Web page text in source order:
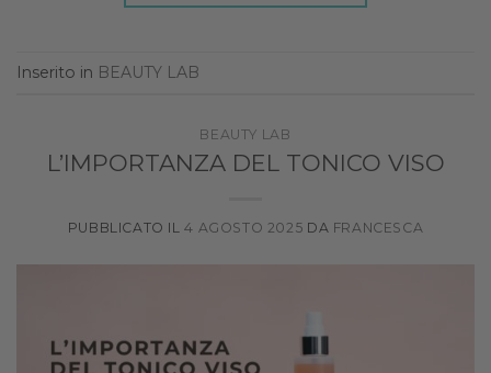
Inserito in BEAUTY LAB
BEAUTY LAB
L’IMPORTANZA DEL TONICO VISO
PUBBLICATO IL4 AGOSTO 2025 DA FRANCESCA